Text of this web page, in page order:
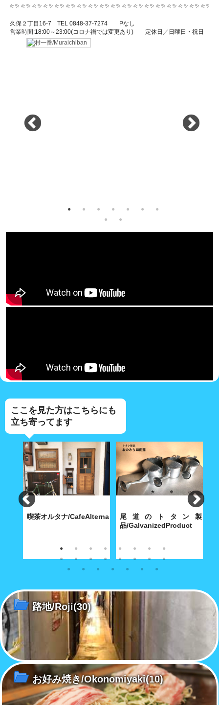
久保２丁目16-7 TEL 0848-37-7274 Pなし
営業時間:18:00～23:00(コロナ禍では変更あり) 定休日／日曜日・祝日
ここを見た方はこちらにも
立ち寄ってます
喫茶オルタナ/CafeAlterna
八坂神社に通じる築島(明神)小
尾道のトタン製
品/GalvanizedProduct
内海製作所(大正9年創業)が今
ン・グッズ
路地/Roji(30)
お好み焼き/Okonomiyaki(10)